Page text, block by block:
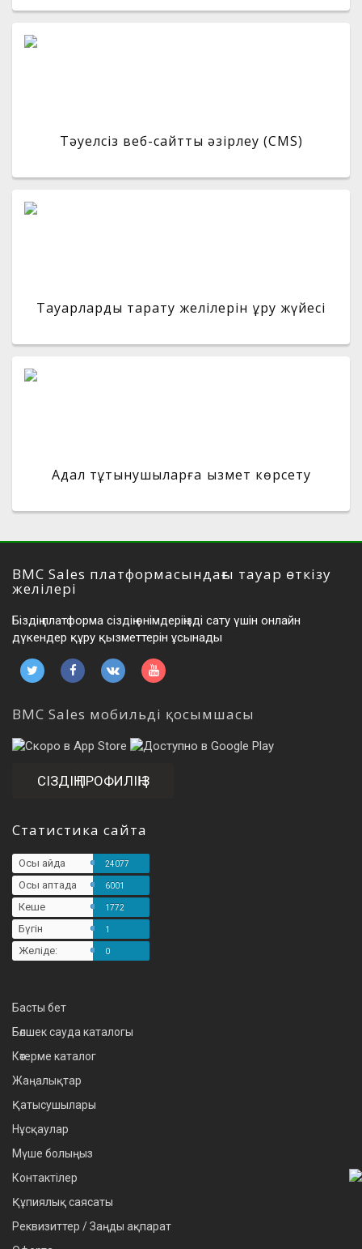
Тәуелсіз веб-сайтты әзірлеу (CMS)
Тауарларды тарату желілерін құру жүйесі
Адал тұтынушыларға қызмет көрсету
BMC Sales платформасындағы тауар өткізу
желілері
Біздің платформа сіздің өнімдеріңізді сату үшін онлайн
дүкендер құру қызметтерін ұсынады
BMC Sales мобильді қосымшасы
СІЗДІҢ ПРОФИЛІҢІЗ
Статистика сайта
Осы айда 24077
Осы аптада 6001
Кеше 1772
Бүгін 1
Желіде: 0
Басты бет
Бөлшек сауда каталогы
Көтерме каталог
Жаңалықтар
Қатысушылары
Нұсқаулар
Мүше болыңыз
Контактілер
Құпиялық саясаты
Реквизиттер / Заңды ақпарат